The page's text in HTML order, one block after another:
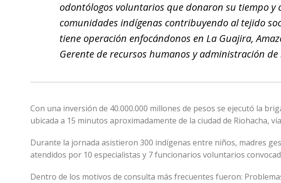
odontólogos voluntarios que donaron su tiempo y
comunidades indígenas contribuyendo al tejido
tiene operación enfocándonos en La Guajira,
Gerente de recursos humanos y administración
Con una inversión de 40.000.000 millones de pesos se ejecutó la
ubicada a 15 minutos aproximadamente de la ciudad de Riohacha,
Durante la jornada asistieron 300 indígenas entre niños, madres
atendidos por 10 especialistas y 7 funcionarios voluntarios
Dentro de los motivos de consulta más frecuentes fueron: